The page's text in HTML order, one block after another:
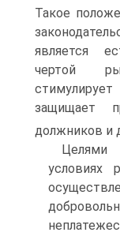
Такое
является
чертой
защищает
должников и
условиях